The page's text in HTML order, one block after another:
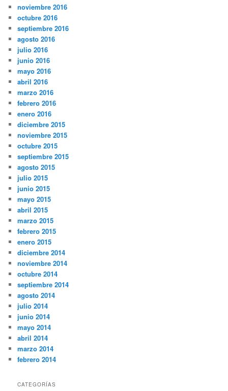
noviembre 2016
octubre 2016
septiembre 2016
agosto 2016
julio 2016
junio 2016
mayo 2016
abril 2016
marzo 2016
febrero 2016
enero 2016
diciembre 2015
noviembre 2015
octubre 2015
septiembre 2015
agosto 2015
julio 2015
junio 2015
mayo 2015
abril 2015
marzo 2015
febrero 2015
enero 2015
diciembre 2014
noviembre 2014
octubre 2014
septiembre 2014
agosto 2014
julio 2014
junio 2014
mayo 2014
abril 2014
marzo 2014
febrero 2014
CATEGORÍAS